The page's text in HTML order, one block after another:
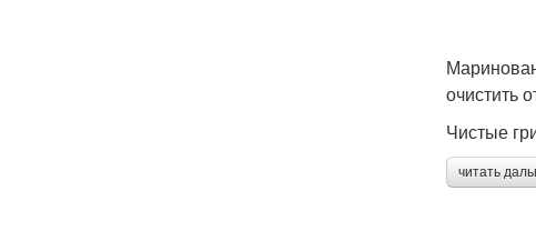
очистить
Чистые
читать